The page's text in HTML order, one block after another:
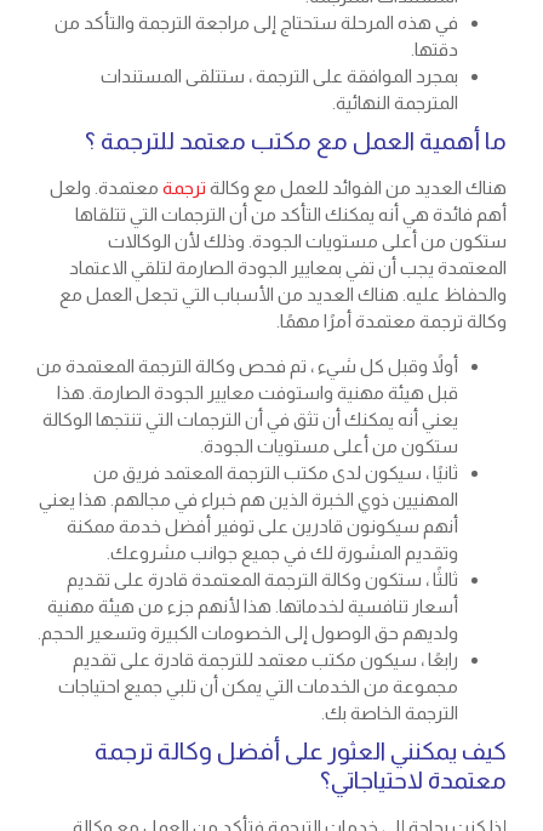
في هذه المرحلة ستحتاج إلى مراجعة الترجمة والتأكد من
دقتها.
بمجرد الموافقة على الترجمة ، ستتلقى المستندات
المترجمة النهائية.
ما أهمية العمل مع مكتب معتمد للترجمة ؟
هناك العديد من الفوائد للعمل مع وكالة ترجمة معتمدة. ولعل
أهم فائدة هي أنه يمكنك التأكد من أن الترجمات التي تتلقاها
ستكون من أعلى مستويات الجودة. وذلك لأن الوكالات
المعتمدة يجب أن تفي بمعايير الجودة الصارمة لتلقي الاعتماد
والحفاظ عليه. هناك العديد من الأسباب التي تجعل العمل مع
وكالة ترجمة معتمدة أمرًا مهمًا.
أولاً وقبل كل شيء ، تم فحص وكالة الترجمة المعتمدة من
قبل هيئة مهنية واستوفت معايير الجودة الصارمة. هذا
يعني أنه يمكنك أن تثق في أن الترجمات التي تنتجها الوكالة
ستكون من أعلى مستويات الجودة.
ثانيًا ، سيكون لدى مكتب الترجمة المعتمد فريق من
المهنيين ذوي الخبرة الذين هم خبراء في مجالهم. هذا يعني
أنهم سيكونون قادرين على توفير أفضل خدمة ممكنة
وتقديم المشورة لك في جميع جوانب مشروعك.
ثالثًا ، ستكون وكالة الترجمة المعتمدة قادرة على تقديم
أسعار تنافسية لخدماتها. هذا لأنهم جزء من هيئة مهنية
ولديهم حق الوصول إلى الخصومات الكبيرة وتسعير الحجم.
رابعًا ، سيكون مكتب معتمد للترجمة قادرة على تقديم
مجموعة من الخدمات التي يمكن أن تلبي جميع احتياجات
الترجمة الخاصة بك.
كيف يمكنني العثور على أفضل وكالة ترجمة
معتمدة لاحتياجاتي؟
إذا كنت بحاجة إلى خدمات الترجمة فتأكد من العمل مع وكالة